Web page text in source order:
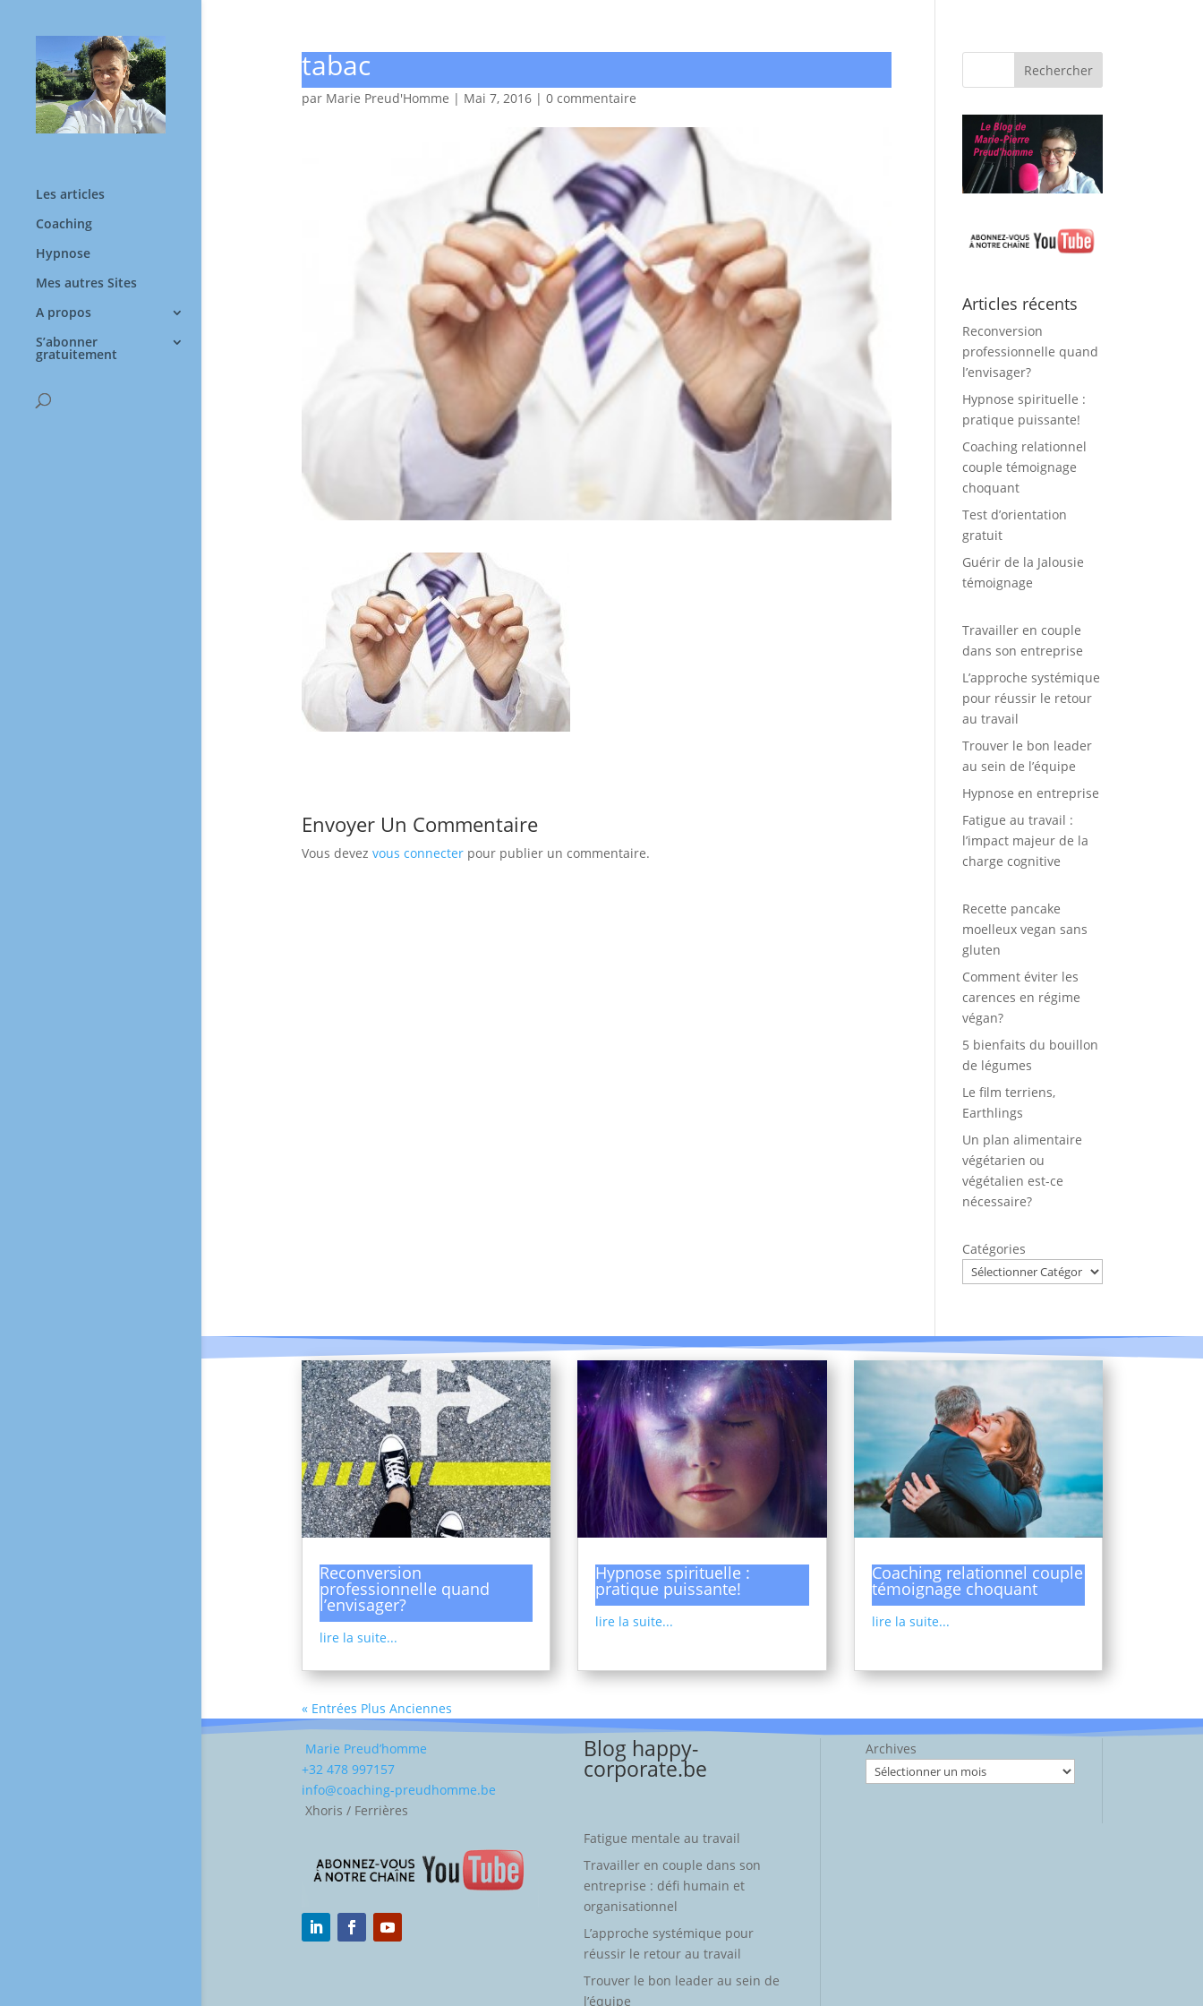
Les articles
Coaching
Hypnose
Mes autres Sites
A propos
S’abonner
gratuitement
tabac
par Marie Preud'Homme | Mai 7, 2016| 0 commentaire
Envoyer Un Commentaire
Vous devez vous connecterpour publier un commentaire.
Articles récents
Reconversion
professionnelle quand
l’envisager?
Hypnose spirituelle :
pratique puissante!
Coaching relationnel
couple témoignage
choquant
Test d’orientation
gratuit
Guérir de la Jalousie
témoignage
Travailler en couple
dans son entreprise
L’approche systémique
pour réussir le retour
au travail
Trouver le bon leader
au sein de l’équipe
Hypnose en entreprise
Fatigue au travail :
l’impact majeur de la
charge cognitive
Recette pancake
moelleux vegan sans
gluten
Comment éviter les
carences en régime
végan?
5 bienfaits du bouillon
de légumes
Le film terriens,
Earthlings
Un plan alimentaire
végétarien ou
végétalien est-ce
nécessaire?
Catégories
Reconversion
professionnelle quand
l’envisager?
lire la suite...
Hypnose spirituelle :
pratique puissante!
lire la suite...
Coaching relationnel couple
témoignage choquant
lire la suite...
« Entrées Plus Anciennes
Marie Preud’homme
+32 478 997157
info@coaching-preudhomme.be
Xhoris / Ferrières
Blog happy-
corporate.be
Fatigue mentale au travail
Travailler en couple dans son
entreprise : défi humain et
organisationnel
L’approche systémique pour
réussir le retour au travail
Trouver le bon leader au sein de
l’équipe
Archives